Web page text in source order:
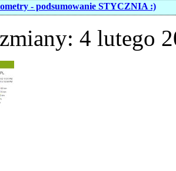
- podsumowanie STYCZNIA :)
4 lutego